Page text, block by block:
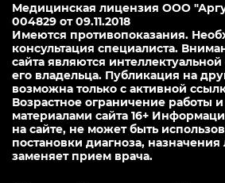
Медицинская лицензия ООО
004829 от 09.11.2018
Имеются противопоказания.
консультация специалиста.
сайта являются
его владельца. Публикация на
возможна только с активной
Возрастное ограничение работы
материалами сайта 16+
на сайте, не может быть
постановки диагноза,
заменяет прием врача.